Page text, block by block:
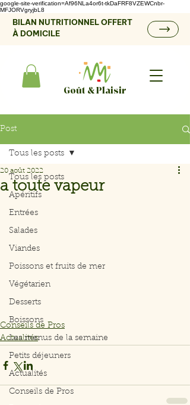
google-site-verification=Af96NLa4or6t-tkDaFRF8VZEWCnbr-
MFJORVgryjbL8
BILAN NUTRITIONNEL OFFERT
À DOMICILE
Goût & Plaisir
Post
Tous les posts
Apéritifs
Entrées
Salades
Viandes
Poissons et fruits de mer
Végétarien
Desserts
Boissons
Les menus de la semaine
Petits déjeuners
Actualités
Conseils de Pros
Tous les posts
a toute vapeur
20 août 2022
Conseils de Pros
Actualités